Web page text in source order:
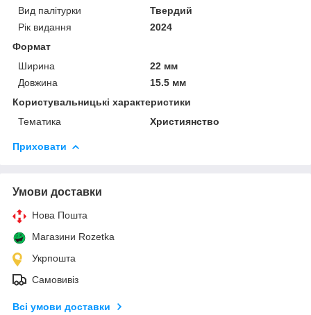
Вид палітурки
Твердий
Рік видання
2024
Формат
Ширина
22 мм
Довжина
15.5 мм
Користувальницькі характеристики
Тематика
Християнство
Приховати
Умови доставки
Нова Пошта
Магазини Rozetka
Укрпошта
Самовивіз
Всі умови доставки